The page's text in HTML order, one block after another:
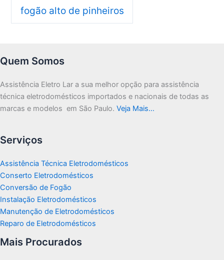
fogão alto de pinheiros
Quem Somos
Assistência Eletro Lar a sua melhor opção para assistência
técnica eletrodomésticos importados e nacionais de todas as
marcas e modelos em São Paulo. Veja Mais…
Serviços
Assistência Técnica Eletrodomésticos
Conserto Eletrodomésticos
Conversão de Fogão
Instalação Eletrodomésticos
Manutenção de Eletrodomésticos
Reparo de Eletrodomésticos
Mais Procurados